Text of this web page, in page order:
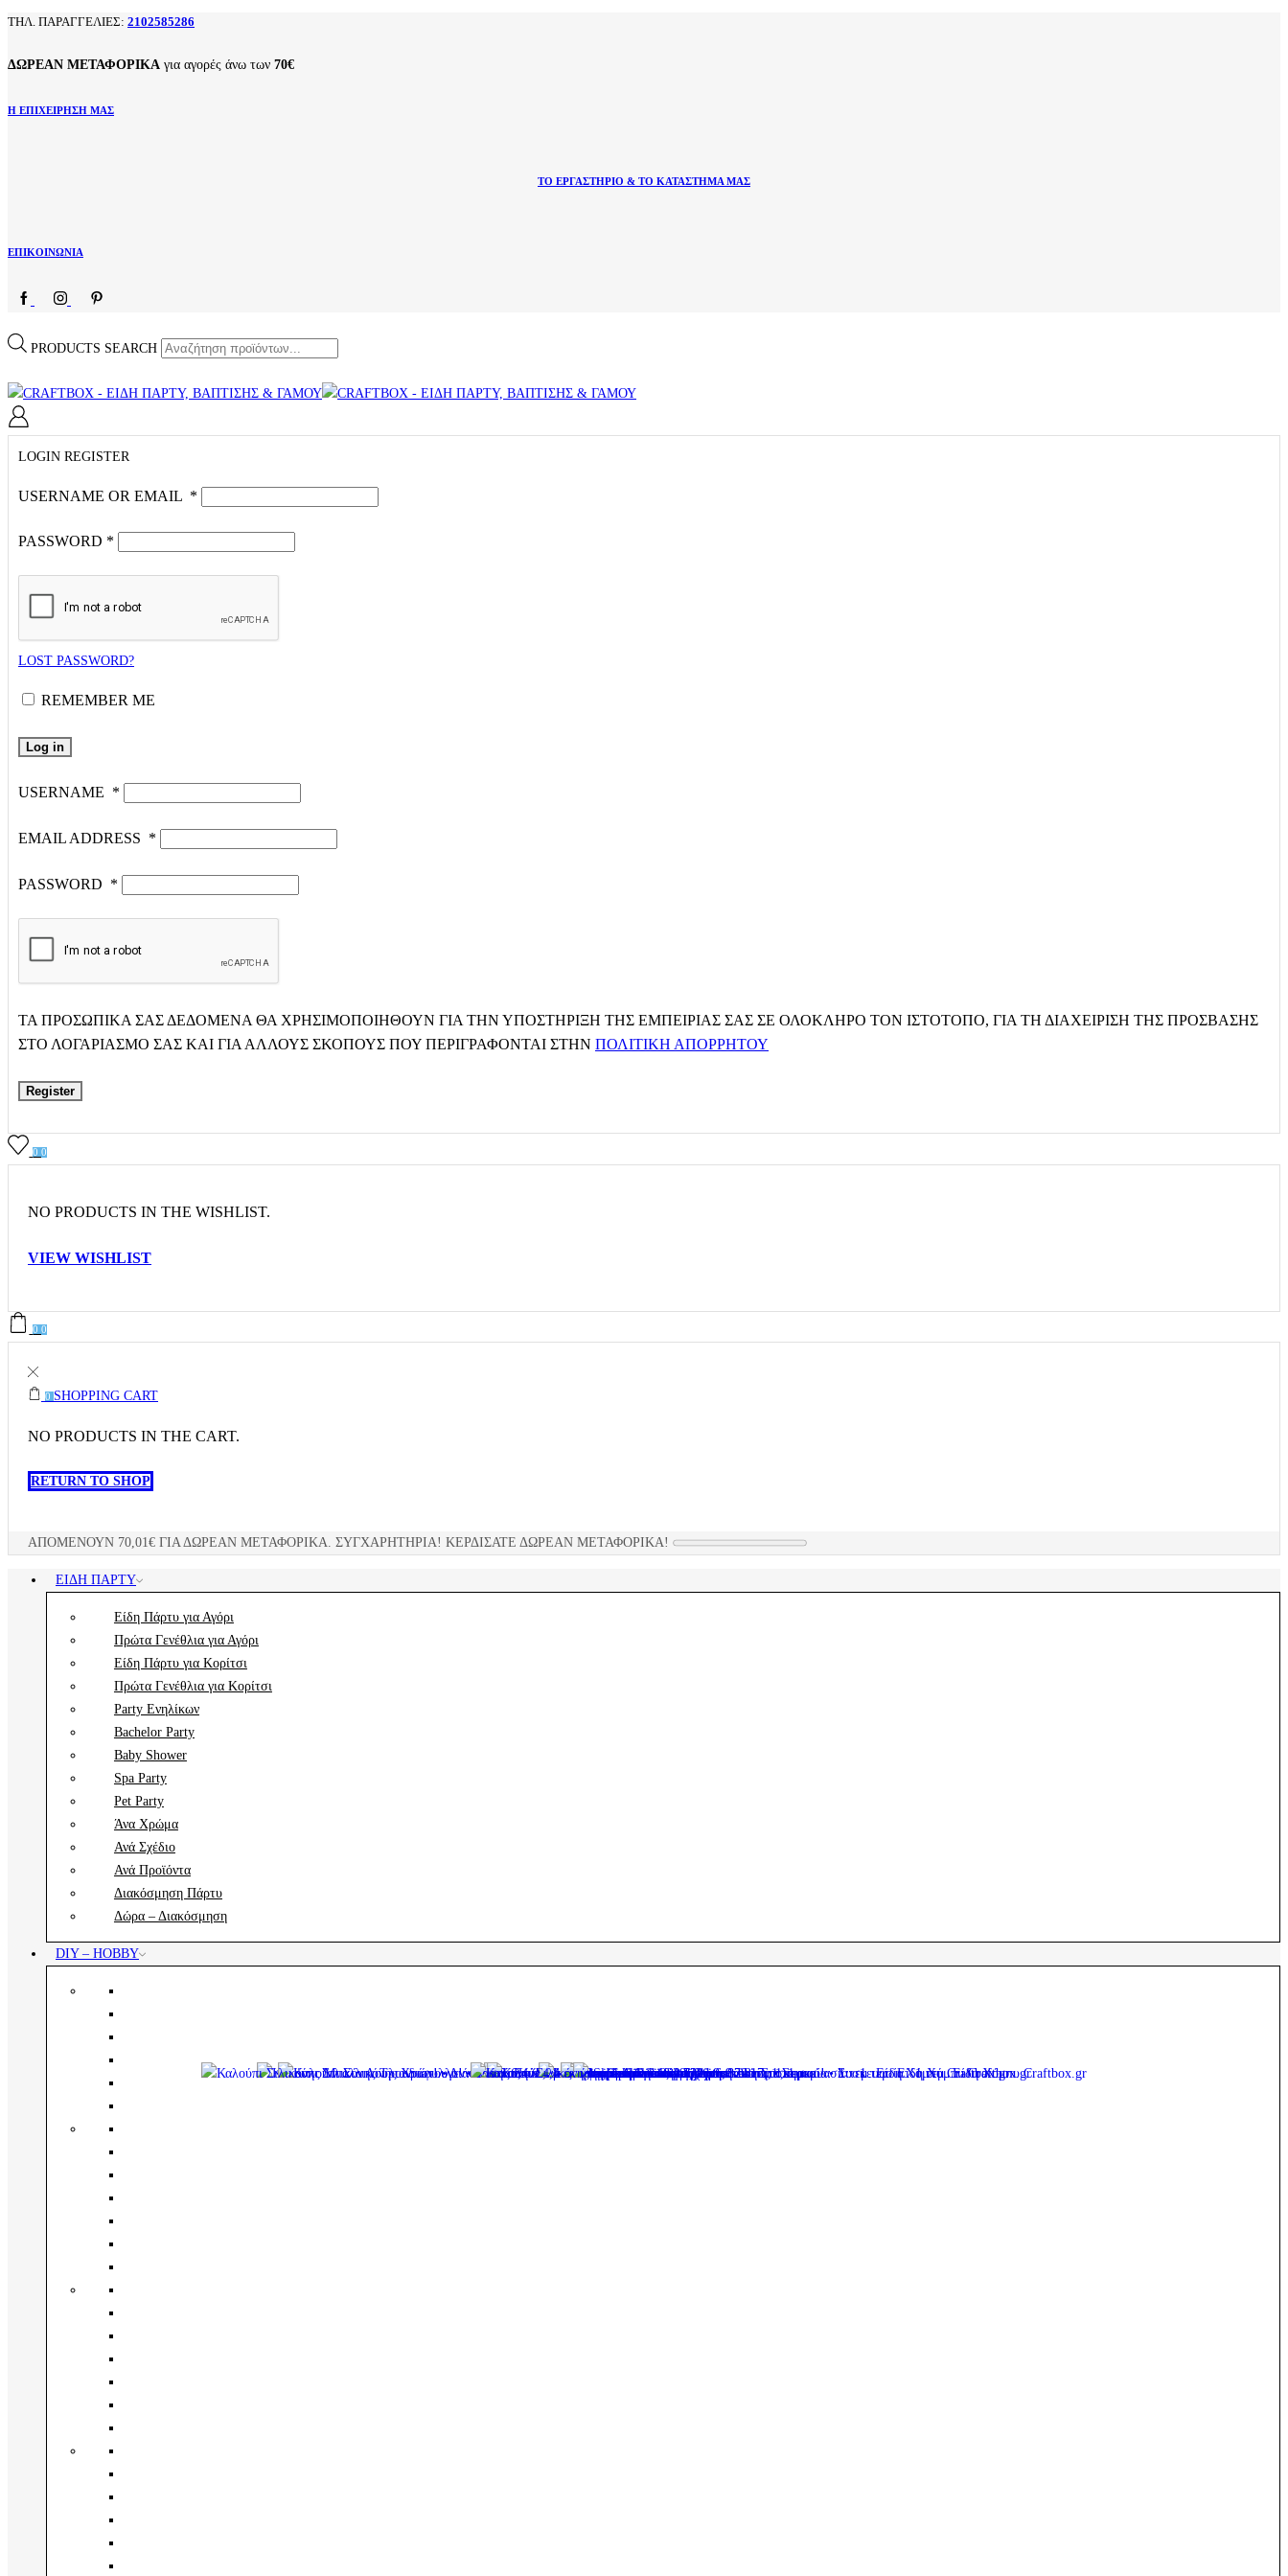
ΤΗΛ. ΠΑΡΑΓΓΕΛΙΕΣ: 2102585286
ΔΩΡΕΑΝ ΜΕΤΑΦΟΡΙΚΑ για αγορές άνω των 70€
Η ΕΠΙΧΕΙΡΗΣΗ ΜΑΣ
ΤΟ ΕΡΓΑΣΤΗΡΙΟ & ΤΟ ΚΑΤΑΣΤΗΜΑ ΜΑΣ
ΕΠΙΚΟΙΝΩΝΙΑ
PRODUCTS SEARCH
LOGIN REGISTER
USERNAME OR EMAIL *
PASSWORD *
LOST PASSWORD?
REMEMBER ME
Log in
USERNAME *
EMAIL ADDRESS *
PASSWORD *
ΤΑ ΠΡΟΣΩΠΙΚΆ ΣΑΣ ΔΕΔΟΜΈΝΑ ΘΑ ΧΡΗΣΙΜΟΠΟΙΗΘΟΎΝ ΓΙΑ ΤΗΝ ΥΠΟΣΤΉΡΙΞΗ ΤΗΣ ΕΜΠΕΙΡΊΑΣ ΣΑΣ ΣΕ ΟΛΌΚΛΗΡΟ ΤΟΝ ΙΣΤΌΤΟΠΟ, ΓΙΑ ΤΗ ΔΙΑΧΕΊΡΙΣΗ ΤΗΣ ΠΡΌΣΒΑΣΗΣ
ΣΤΟ ΛΟΓΑΡΙΑΣΜΌ ΣΑΣ ΚΑΙ ΓΙΑ ΆΛΛΟΥΣ ΣΚΟΠΟΎΣ ΠΟΥ ΠΕΡΙΓΡΆΦΟΝΤΑΙ ΣΤΗΝ ΠΟΛΙΤΙΚΉ ΑΠΟΡΡΉΤΟΥ
Register
00
NO PRODUCTS IN THE WISHLIST.
VIEW WISHLIST
00
0 SHOPPING CART
NO PRODUCTS IN THE CART.
RETURN TO SHOP
ΑΠΟΜΈΝΟΥΝ 70,01 € ΓΙΑ ΔΩΡΕΑΝ ΜΕΤΑΦΟΡΙΚΆ. ΣΥΓΧΑΡΗΤΉΡΙΑ! ΚΕΡΔΊΣΑΤΕ ΔΩΡΕΑΝ ΜΕΤΑΦΟΡΙΚΆ!
ΕΊΔΗ ΠΆΡΤΥ
Είδη Πάρτυ για Αγόρι
Πρώτα Γενέθλια για Αγόρι
Είδη Πάρτυ για Κορίτσι
Πρώτα Γενέθλια για Κορίτσι
Party Ενηλίκων
Bachelor Party
Baby Shower
Spa Party
Pet Party
Άνα Χρώμα
Ανά Σχέδιο
Ανά Προϊόντα
Διακόσμηση Πάρτυ
Δώρα – Διακόσμηση
DIY – HOBBY